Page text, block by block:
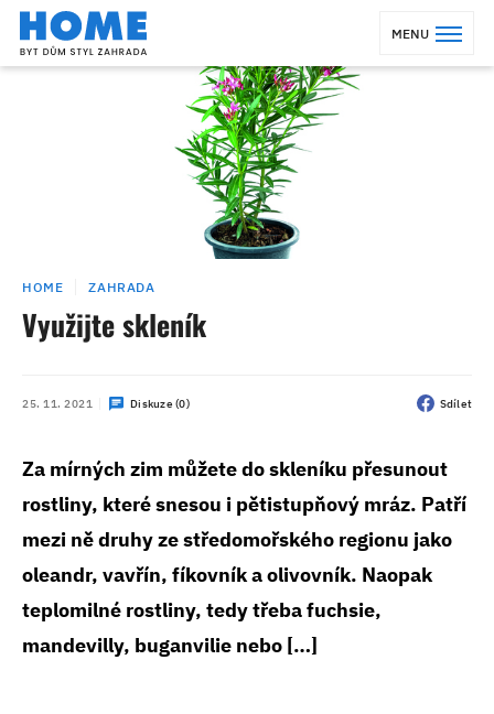
MENU
HOME ZAHRADA
Využijte skleník
25. 11. 2021 Diskuze (0) Sdílet
Za mírných zim můžete do skleníku přesunout
rostliny, které snesou i pětistupňový mráz. Patří
mezi ně druhy ze středomořského regionu jako
oleandr, vavřín, fíkovník a olivovník. Naopak
teplomilné rostliny, tedy třeba fuchsie,
mandevilly, buganvilie nebo […]